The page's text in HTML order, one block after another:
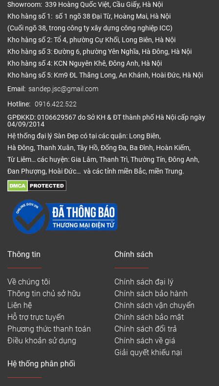
Showroom: 339 Hoàng Quốc Việt, Cầu Giấy, Hà Nội
Kho hàng số 1: số 1 ngõ 38 Đại Từ, Hoàng Mai, Hà Nội
(Cuối ngõ 38, trong công ty xây dựng công nghiệp ICC)
Kho hàng số 2: Tổ 4, phường Cự Khối, Long Biên, Hà Nội
Kho hàng số 3: Đường 6, phường Yên Nghĩa, Hà Đông, Hà Nội
Kho hàng số 4: KCN Nguyên Khê, Đông Anh, Hà Nội
Kho hàng số 5: Km9 ĐL Thăng Long, An Khánh, Hoài Đức, Hà Nội
Email: sandep.jsc@gmail.com
Hotline: 0916.422.522
GPĐKKD: 0106629567 do Sở KH & ĐT thành phố Hà Nội cấp ngày
04/09/2014
Hệ thống đại lý Sàn Đẹp có tại các quận: Long Biên,
Hà Đông, Thanh Xuân, Tây Hồ, Đống Đa, Ba Đình, Hoàn Kiếm,
Từ Liêm… các huyện: Gia Lâm, Thanh Trì, Thường Tín, Đông Anh,
Đan Phượng, Hoài Đức… và các tỉnh miền Bắc, miền Trung.
Thông tin
Về chúng tôi
Thông tin chủ sở hữu
Liên hệ
Hỗ trợ trực tuyến
Phương thức thanh toán
Điều khoản sử dụng
Chính sách
Chính sách đại lý
Chính sách bảo hành
Chính sách vận chuyển
Chính sách bảo mật
Chính sách đổi trả
Chính sách về giá
Giải quyết khiếu nại
Hệ thống phân phối